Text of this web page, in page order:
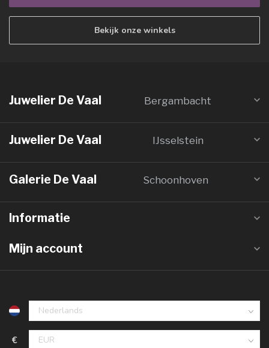
Bekijk onze winkels
Juwelier De Vaal Bergambacht
Juwelier De Vaal IJsselstein
Galerie De Vaal Schoonhoven
Informatie
Mijn account
€